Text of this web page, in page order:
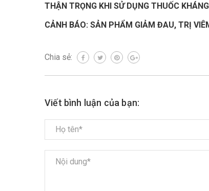
THẬN TRỌNG KHI SỬ DỤNG THUỐC
CẢNH BÁO: SẢN PHẨM GIẢM ĐAU, TRỊ
Chia sẻ:
Viết bình luận của bạn: